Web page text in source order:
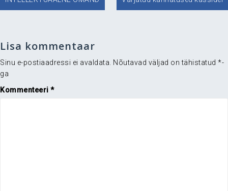
Lisa kommentaar
Sinu e-postiaadressi ei avaldata. Nõutavad väljad on tähistatud *-
ga
Kommenteeri *